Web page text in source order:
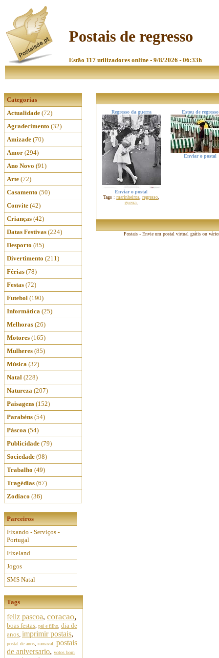
Postais de regresso
Estão 117 utilizadores online - 9/8/2026 - 06:33h
Categorias
Actualidade (72)
Agradecimento (32)
Amizade (70)
Amor (294)
Ano Novo (91)
Arte (72)
Casamento (50)
Convite (42)
Crianças (42)
Datas Festivas (224)
Desporto (85)
Divertimento (211)
Férias (78)
Festas (72)
Futebol (190)
Informática (25)
Melhoras (26)
Motores (165)
Mulheres (85)
Música (32)
Natal (228)
Natureza (207)
Paisagens (152)
Parabéns (54)
Páscoa (54)
Publicidade (79)
Sociedade (98)
Trabalho (49)
Tragédias (67)
Zodíaco (36)
Parceiros
Fixando - Serviços -
Portugal
Fixeland
Jogos
SMS Natal
Tags
feliz pascoa, coracao,
boas festas, pai e filho dia de
anos, imprimir postais,
postal de anos carnaval
postais
de aniversario, votos bom
Regresso da guerra
Enviar o postal
Tags : marinheiros regresso
guerra
Estou de regresso
Enviar o postal
Postais - Envie um postal virtual grátis ou